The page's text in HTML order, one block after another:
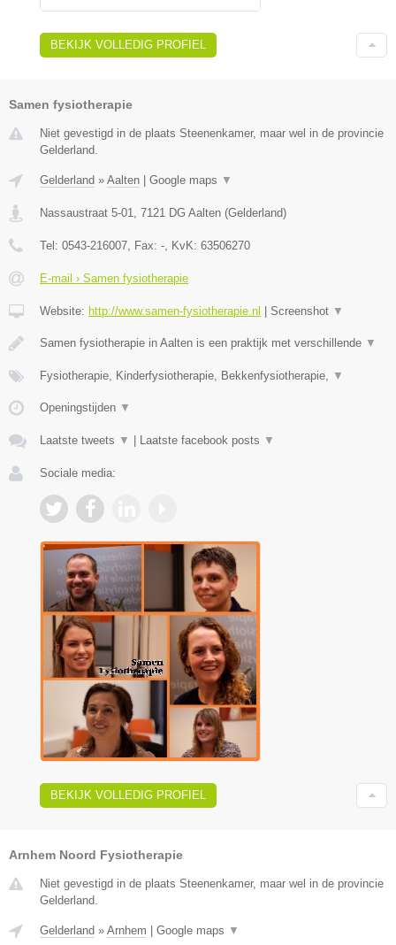
BEKIJK VOLLEDIG PROFIEL
Samen fysiotherapie
Niet gevestigd in de plaats Steenenkamer, maar wel in de provincie
Gelderland.
Gelderland » Aalten Google maps ▼
Nassaustraat 5-01 7121 DG Aalten (Gelderland)
Tel: 0543-216007 , Fax: - , KvK: 63506270
E-mail › Samen fysiotherapie
Website: http://www.samen-fysiotherapie.nl Screenshot ▼
Samen fysiotherapie in Aalten is een praktijk met verschillende ▼
Fysiotherapie, Kinderfysiotherapie, Bekkenfysiotherapie, ▼
Openingstijden ▼
Laatste tweets ▼ Laatste facebook posts ▼
Sociale media:
BEKIJK VOLLEDIG PROFIEL
Arnhem Noord Fysiotherapie
Niet gevestigd in de plaats Steenenkamer, maar wel in de provincie
Gelderland.
Gelderland » Arnhem Google maps ▼